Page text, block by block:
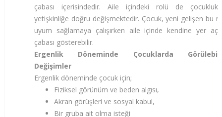
çabası içerisindedir. Aile içindeki rolü de
yetişkinliğe doğru değişmektedir. Çocuk, yeni gelişen bu
uyum sağlamaya çalışırken aile içinde kendine yer
çabası gösterebilir.
Ergenlik Döneminde Çocuklarda
Değişimler
Ergenlik döneminde çocuk için;
Fiziksel görünüm ve beden algısı,
Akran görüşleri ve sosyal kabul,
Bir gruba ait olma isteği